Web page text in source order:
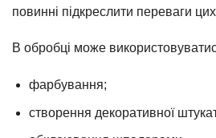
повинні підкреслити переваги
В обробці може
фарбування;
створення декоративної